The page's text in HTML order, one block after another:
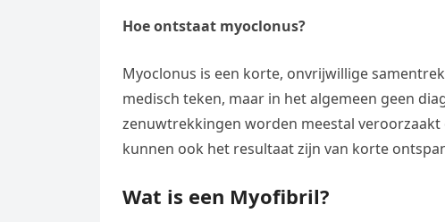
Hoe ontstaat myoclonus?
Myoclonus is een korte, onvrijwillige
medisch teken, maar in het algemeen geen
zenuwtrekkingen worden meestal
kunnen ook het resultaat zijn van korte
Wat is een Myofibril?